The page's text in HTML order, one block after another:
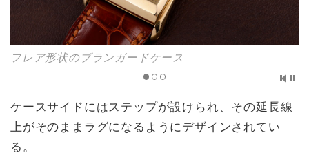
フレア形状のブランガードケース
ケースサイドにはステップが設けられ、その延長線
上がそのままラグになるようにデザインされてい
る。